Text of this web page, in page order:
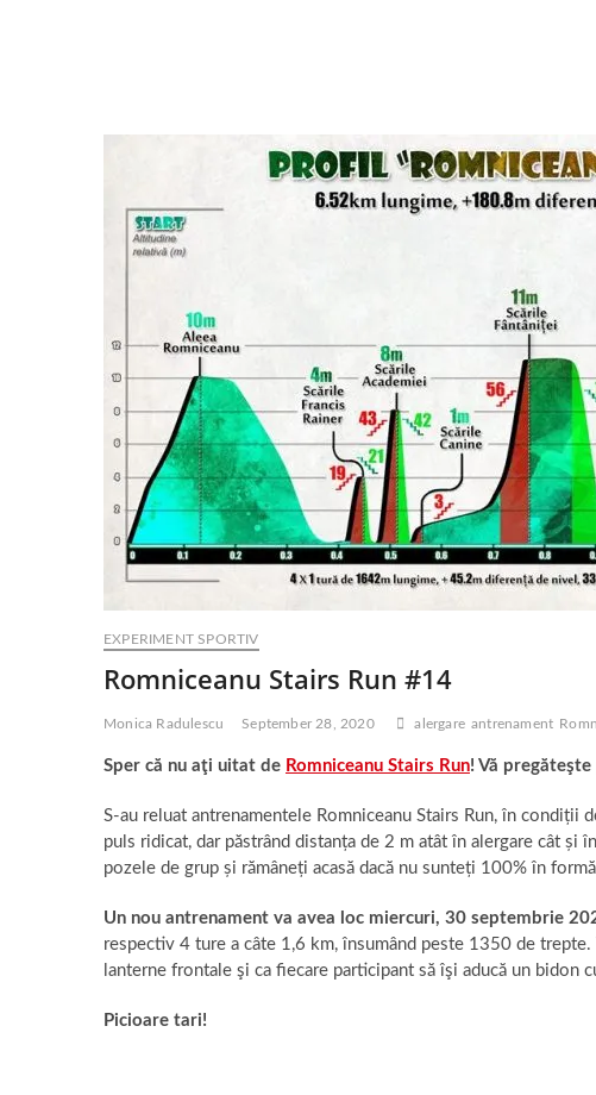
EXPERIMENT SPORTIV
Romniceanu Stairs Run #14
Monica Radulescu September 28, 2020 alergare antrenament
Sper că nu aţi uitat de Romniceanu Stairs Run! Vă
S-au reluat antrenamentele Romniceanu Stairs Run, în condiții
puls ridicat, dar păstrând distanța de 2 m atât în alergare cât și
pozele de grup și rămâneți acasă dacă nu sunteți 100% în
Un nou antrenament va avea loc miercuri, 30 septembrie
respectiv 4 ture a câte 1,6 km, însumând peste 1350 de
lanterne frontale şi ca fiecare participant să îşi aducă un bidon
Picioare tari!